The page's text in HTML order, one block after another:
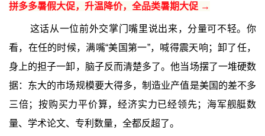
拼多多暑假大促，升温降价，全品类暑期大促 →
这话从一位前外交掌门嘴里说出来，分量可不轻。你
看，在任的时候，满嘴“美国第一”，喊得震天响；卸了任，
身上的担子一卸，脑子反而清楚多了。他当场摆了一堆硬数
据：东大的市场规模要大得多，制造业产值是美国的差不多
三倍；按购买力平价算，经济实力已经领先；海军舰艇数
量、学术论文、专利数量，全都反超了。